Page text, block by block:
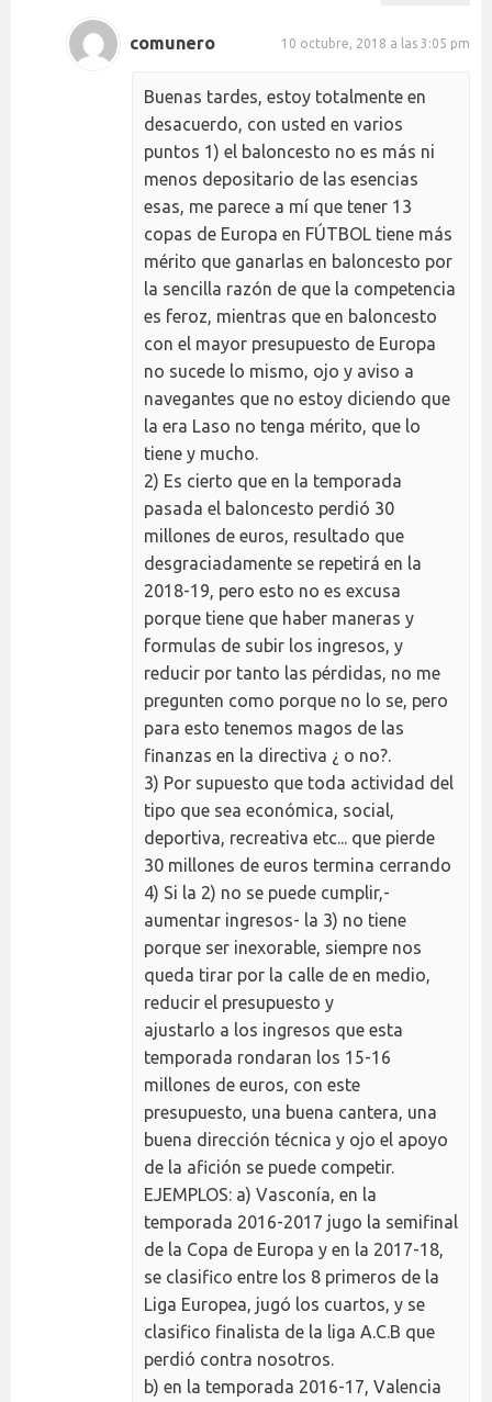
comunero 10 octubre, 2018 a las 3:05 pm
Buenas tardes, estoy totalmente en
desacuerdo, con usted en varios
puntos 1) el baloncesto no es más ni
menos depositario de las esencias
esas, me parece a mí que tener 13
copas de Europa en FÚTBOL tiene más
mérito que ganarlas en baloncesto por
la sencilla razón de que la competencia
es feroz, mientras que en baloncesto
con el mayor presupuesto de Europa
no sucede lo mismo, ojo y aviso a
navegantes que no estoy diciendo que
la era Laso no tenga mérito, que lo
tiene y mucho.
2) Es cierto que en la temporada
pasada el baloncesto perdió 30
millones de euros, resultado que
desgraciadamente se repetirá en la
2018-19, pero esto no es excusa
porque tiene que haber maneras y
formulas de subir los ingresos, y
reducir por tanto las pérdidas, no me
pregunten como porque no lo se, pero
para esto tenemos magos de las
finanzas en la directiva ¿ o no?.
3) Por supuesto que toda actividad del
tipo que sea económica, social,
deportiva, recreativa etc... que pierde
30 millones de euros termina cerrando
4) Si la 2) no se puede cumplir,-
aumentar ingresos- la 3) no tiene
porque ser inexorable, siempre nos
queda tirar por la calle de en medio,
reducir el presupuesto y
ajustarlo a los ingresos que esta
temporada rondaran los 15-16
millones de euros, con este
presupuesto, una buena cantera, una
buena dirección técnica y ojo el apoyo
de la afición se puede competir.
EJEMPLOS: a) Vasconía, en la
temporada 2016-2017 jugo la semifinal
de la Copa de Europa y en la 2017-18,
se clasifico entre los 8 primeros de la
Liga Europea, jugó los cuartos, y se
clasifico finalista de la liga A.C.B que
perdió contra nosotros.
b) en la temporada 2016-17, Valencia